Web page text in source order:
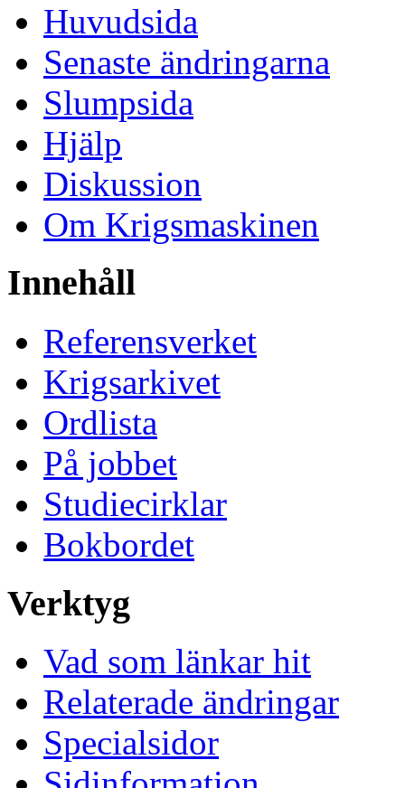
Huvudsida
Senaste ändringarna
Slumpsida
Hjälp
Diskussion
Om Krigsmaskinen
Innehåll
Referensverket
Krigsarkivet
Ordlista
På jobbet
Studiecirklar
Bokbordet
Verktyg
Vad som länkar hit
Relaterade ändringar
Specialsidor